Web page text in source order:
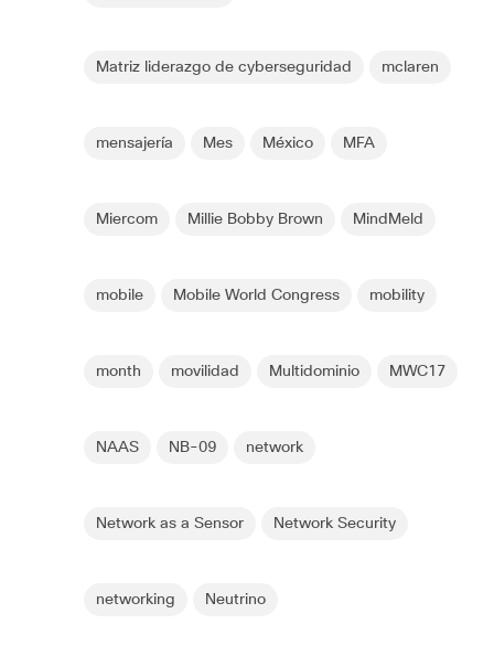
Matriz liderazgo de cyberseguridad mclaren
mensajería Mes México MFA
Miercom Millie Bobby Brown MindMeld
mobile Mobile World Congress mobility
month movilidad Multidominio MWC17
NAAS NB-09 network
Network as a Sensor Network Security
networking Neutrino